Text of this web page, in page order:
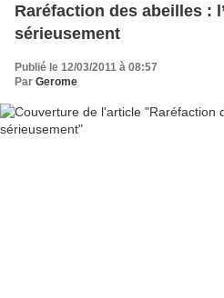
Raréfaction des abeilles :
sérieusement
Publié le 12/03/2011 à 08:57
Par Gerome